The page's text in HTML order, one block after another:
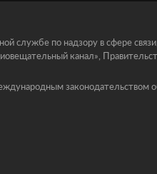
службе по надзору в сфере
канал»,
законодательством